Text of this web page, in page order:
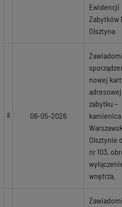
Ewidencji
Zabytków
Olsztyna
8 06-05-2026
nowej
adresowej
zabytku –
kamienica
Olsztynie
nr 103,
wnętrza.